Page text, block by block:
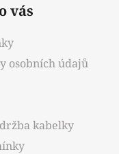
vás
osobních údajů
kabelky